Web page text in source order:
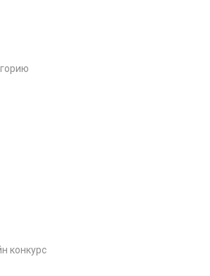
конкурс